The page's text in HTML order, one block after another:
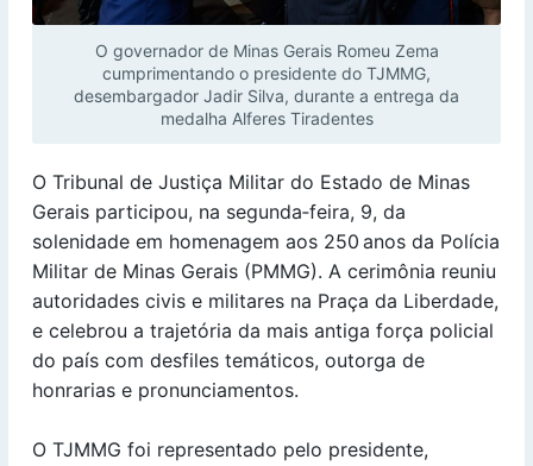
O governador de Minas Gerais Romeu Zema
cumprimentando o presidente do TJMMG,
desembargador Jadir Silva, durante a entrega da
medalha Alferes Tiradentes
O Tribunal de Justiça Militar do Estado de Minas
Gerais participou, na segunda‑feira, 9, da
solenidade em homenagem aos 250 anos da Polícia
Militar de Minas Gerais (PMMG). A cerimônia reuniu
autoridades civis e militares na Praça da Liberdade,
e celebrou a trajetória da mais antiga força policial
do país com desfiles temáticos, outorga de
honrarias e pronunciamentos.
O TJMMG foi representado pelo presidente,